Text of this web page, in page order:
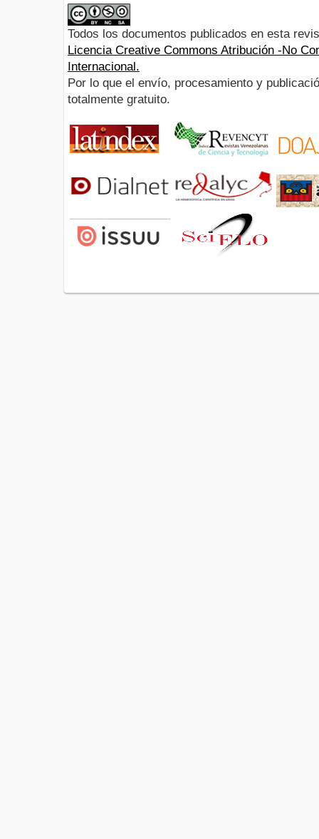
Todos los documentos publicados en esta
Licencia Creative Commons Atribución -No
Internacional.
Por lo que el envío, procesamiento y
totalmente gratuito.